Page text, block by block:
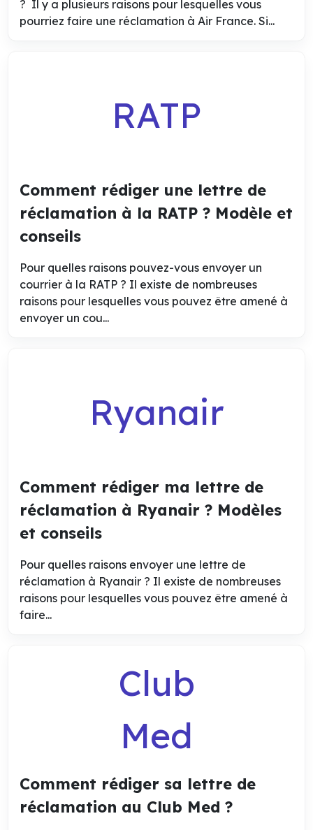
? Il y a plusieurs raisons pour lesquelles vous
pourriez faire une réclamation à Air France. Si...
RATP
Comment rédiger une lettre de
réclamation à la RATP ? Modèle et
conseils
Pour quelles raisons pouvez-vous envoyer un
courrier à la RATP ? Il existe de nombreuses
raisons pour lesquelles vous pouvez être amené à
envoyer un cou...
Ryanair
Comment rédiger ma lettre de
réclamation à Ryanair ? Modèles
et conseils
Pour quelles raisons envoyer une lettre de
réclamation à Ryanair ? Il existe de nombreuses
raisons pour lesquelles vous pouvez être amené à
faire...
Club
Med
Comment rédiger sa lettre de
réclamation au Club Med ?